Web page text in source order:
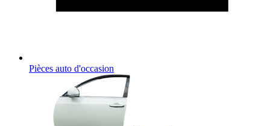
Pièces auto d'occasion